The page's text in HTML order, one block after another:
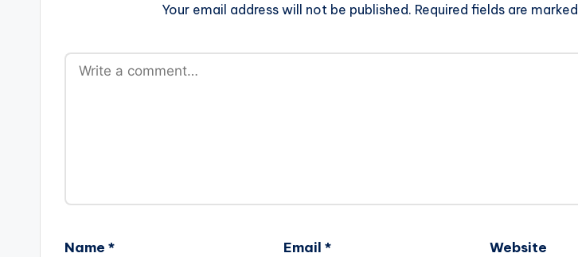
Your email address will not be published. Required fields are marked
Name * Email * Website